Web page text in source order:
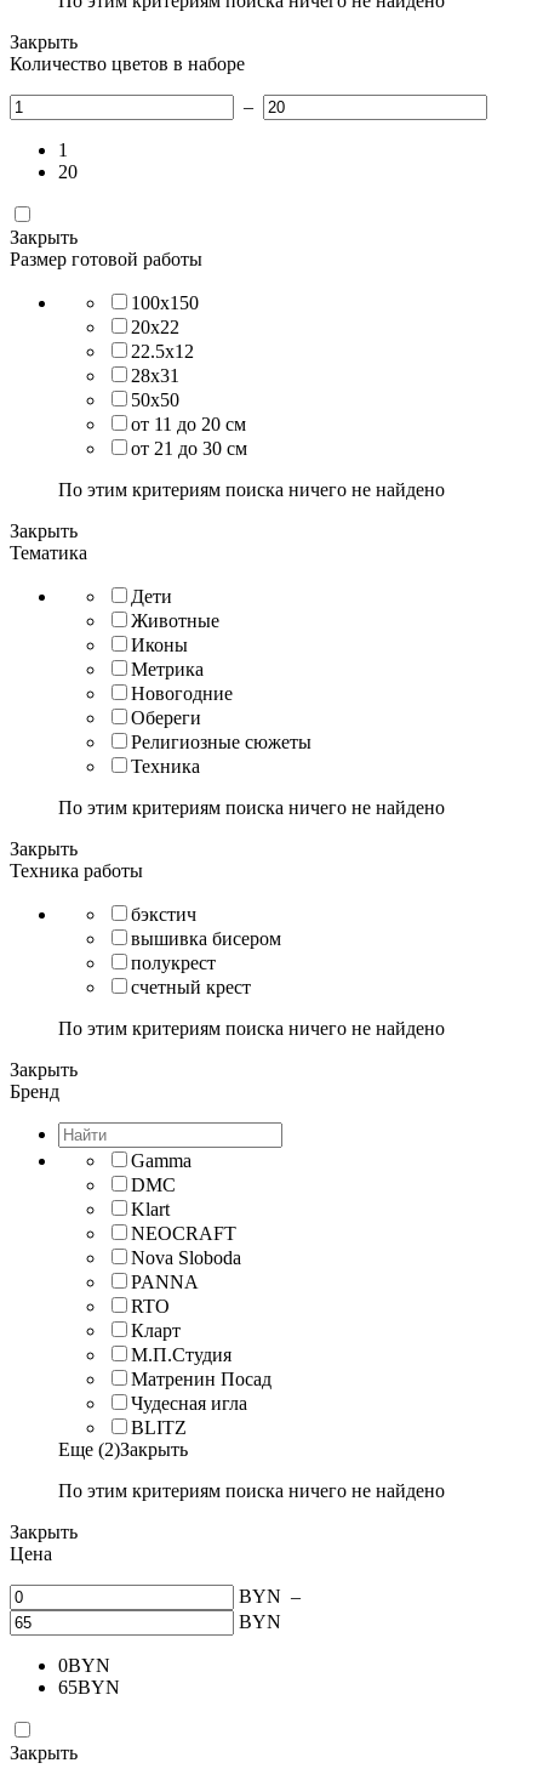
Закрыть
Количество цветов в наборе
–
1
20
Закрыть
Размер готовой работы
100х150
20х22
22.5х12
28х31
50х50
от 11 до 20 см
от 21 до 30 см
По этим критериям поиска ничего не найдено
Закрыть
Тематика
Дети
Животные
Иконы
Метрика
Новогодние
Обереги
Религиозные сюжеты
Техника
По этим критериям поиска ничего не найдено
Закрыть
Техника работы
бэкстич
вышивка бисером
полукрест
счетный крест
По этим критериям поиска ничего не найдено
Закрыть
Бренд
Gamma
DMC
Klart
NEOCRAFT
Nova Sloboda
PANNA
RTO
Кларт
М.П.Студия
Матренин Посад
Чудесная игла
BLITZ
Еще (2)Закрыть
По этим критериям поиска ничего не найдено
Закрыть
Цена
BYN –
BYN
0BYN
65BYN
Закрыть